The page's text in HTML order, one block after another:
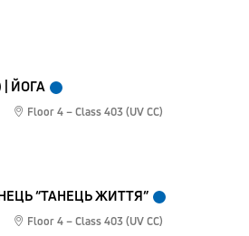
| ЙОГА
Floor 4 – Class 403 (UV CC)
“ТАНЕЦЬ ЖИТТЯ”
Floor 4 – Class 403 (UV CC)